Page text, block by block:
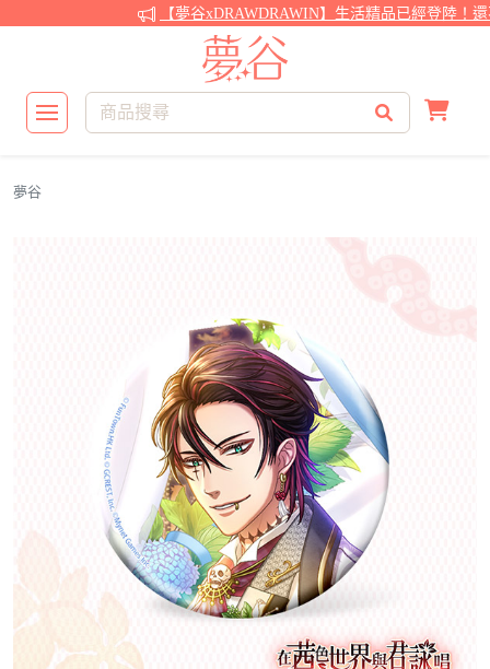
【夢谷xDRAWDRAWIN】生活精品已經登陸！還
夢谷